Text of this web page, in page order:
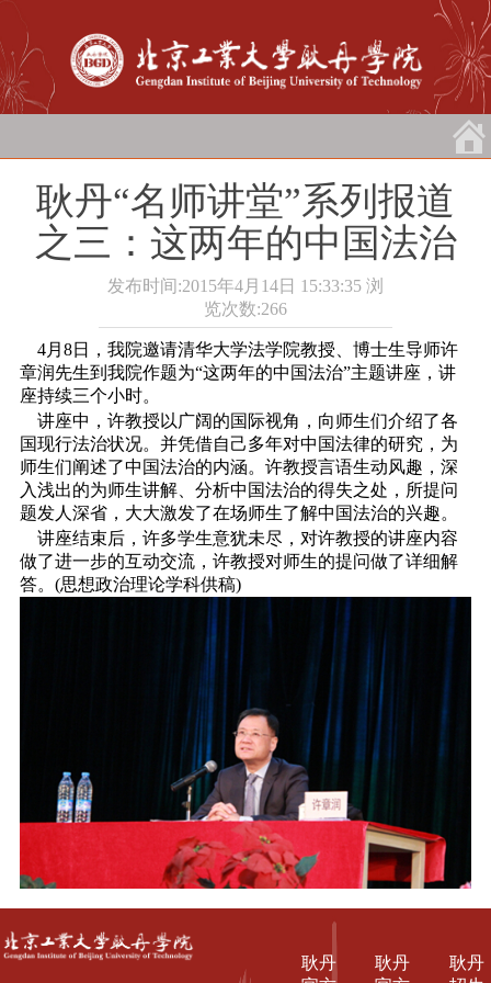
耿丹“名师讲堂”系列报道
之三：这两年的中国法治
发布时间:2015年4月14日 15:33:35 浏
览次数:266
4月8日，我院邀请清华大学法学院教授、博士生导师许
章润先生到我院作题为“这两年的中国法治”主题讲座，讲
座持续三个小时。
讲座中，许教授以广阔的国际视角，向师生们介绍了各
国现行法治状况。并凭借自己多年对中国法律的研究，为
师生们阐述了中国法治的内涵。许教授言语生动风趣，深
入浅出的为师生讲解、分析中国法治的得失之处，所提问
题发人深省，大大激发了在场师生了解中国法治的兴趣。
讲座结束后，许多学生意犹未尽，对许教授的讲座内容
做了进一步的互动交流，许教授对师生的提问做了详细解
答。(思想政治理论学科供稿)
耿丹
耿丹
耿丹